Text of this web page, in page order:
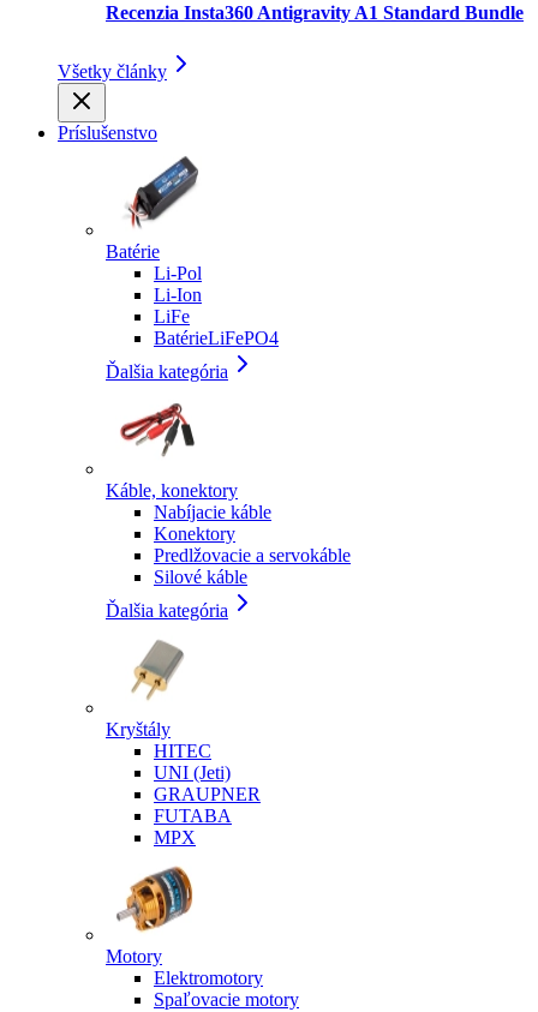
Recenzia Insta360 Antigravity A1 Standard Bundle
Všetky články
Príslušenstvo
Batérie
Li-Pol
Li-Ion
LiFe
BatérieLiFePO4
Ďalšia kategória
Káble, konektory
Nabíjacie káble
Konektory
Predlžovacie a servokáble
Silové káble
Ďalšia kategória
Kryštály
HITEC
UNI (Jeti)
GRAUPNER
FUTABA
MPX
Motory
Elektromotory
Spaľovacie motory